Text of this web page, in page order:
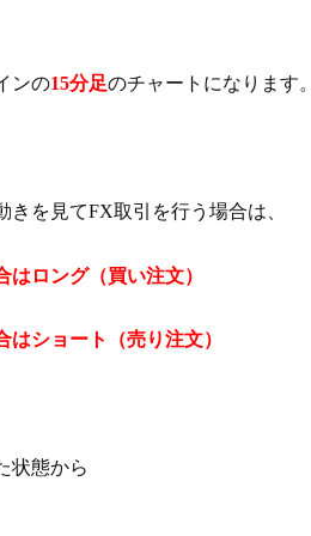
ンの15分足のチャートになります
きを見てFX取引を行う場合は、
はロング（買い注文）
はショート（売り注文）
状態から